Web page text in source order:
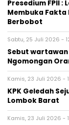
Presedium FPII :
Membuka Fakta
Berbobot
Sabtu, 25 Juli 2026 -
Sebut wartawan
Ngomongan
Kamis, 23 Juli 2026 -
KPK Geledah
Lombok Barat
Kamis, 23 Juli 2026 -